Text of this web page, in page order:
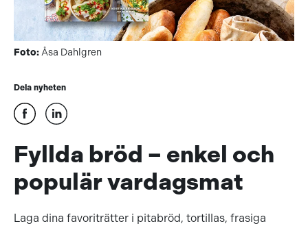
Foto:Åsa Dahlgren
Dela nyheten
Fyllda bröd – enkel och
populär vardagsmat
Laga dina favoriträtter i pitabröd, tortillas, frasiga